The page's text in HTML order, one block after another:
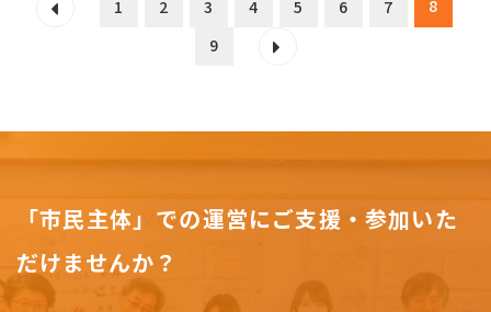
1 2 3 4 5 6 7
8
9
「市民主体」での運営にご支援・参加いた
だけませんか？